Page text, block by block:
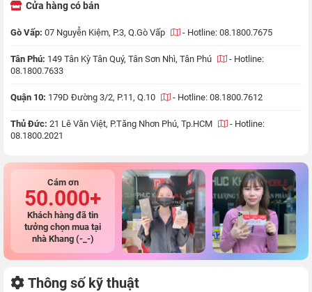
Cửa hàng có bán
Gò Vấp: 07 Nguyễn Kiệm, P.3, Q.Gò Vấp - Hotline: 08.1800.7675
Tân Phú: 149 Tân Kỳ Tân Quý, Tân Sơn Nhì, Tân Phú - Hotline:
08.1800.7633
Quận 10: 179D Đường 3/2, P.11, Q.10 - Hotline: 08.1800.7612
Thủ Đức: 21 Lê Văn Việt, P.Tăng Nhơn Phú, Tp.HCM - Hotline:
08.1800.2021
Cám ơn
50.000+
Khách hàng đã tin
tưởng chọn mua tại
nhà Khang (-_-)
Thông số kỹ thuật